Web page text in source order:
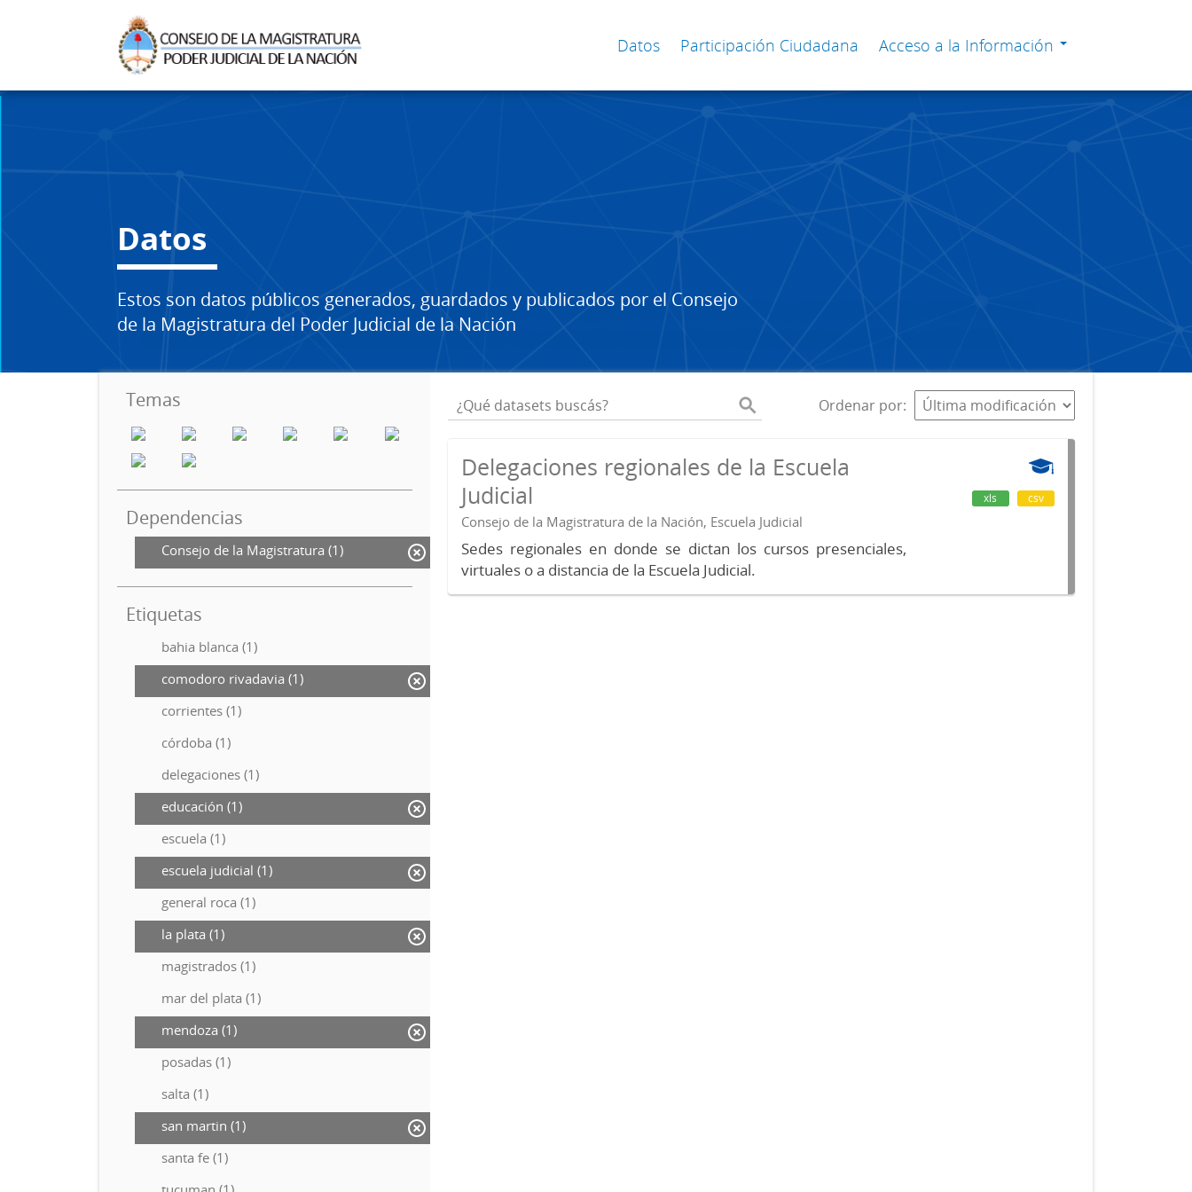
Datos Participación Ciudadana Acceso a la Información
Datos
Estos son datos públicos generados, guardados y publicados por el Consejo
de la Magistratura del Poder Judicial de la Nación
Temas
Dependencias
Consejo de la Magistratura (1)
Etiquetas
bahia blanca (1)
comodoro rivadavia (1)
corrientes (1)
córdoba (1)
delegaciones (1)
educación (1)
escuela (1)
escuela judicial (1)
general roca (1)
la plata (1)
magistrados (1)
mar del plata (1)
mendoza (1)
posadas (1)
salta (1)
san martin (1)
santa fe (1)
Ordenar por
Delegaciones regionales de la Escuela
Judicial
Consejo de la Magistratura de la Nación, Escuela Judicial
Sedes regionales en donde se dictan los cursos presenciales,
virtuales o a distancia de la Escuela Judicial.
xls csv